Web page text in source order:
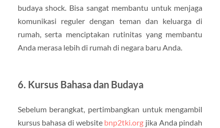
budaya shock. Bisa sangat membantu untuk menjaga
komunikasi reguler dengan teman dan keluarga di
rumah, serta menciptakan rutinitas yang membantu
Anda merasa lebih di rumah di negara baru Anda.
6. Kursus Bahasa dan Budaya
Sebelum berangkat, pertimbangkan untuk mengambil
kursus bahasa di website bnp2tki.org jika Anda pindah